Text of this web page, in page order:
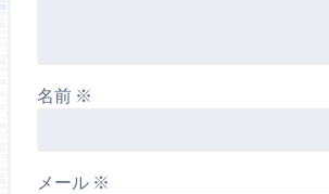
名前 ※
メール ※